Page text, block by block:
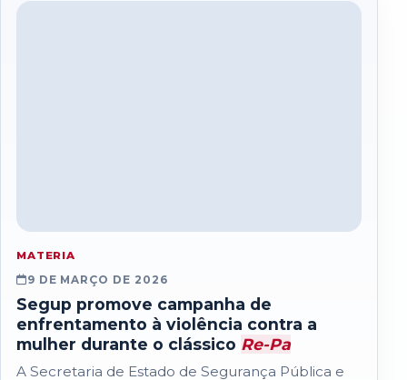
MATERIA
9 DE MARÇO DE 2026
Segup promove campanha de
enfrentamento à violência contra a
mulher durante o clássico Re-Pa
A Secretaria de Estado de Segurança Pública e